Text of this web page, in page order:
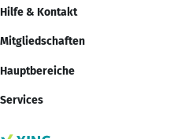
Hilfe & Kontakt
Mitgliedschaften
Hauptbereiche
Services